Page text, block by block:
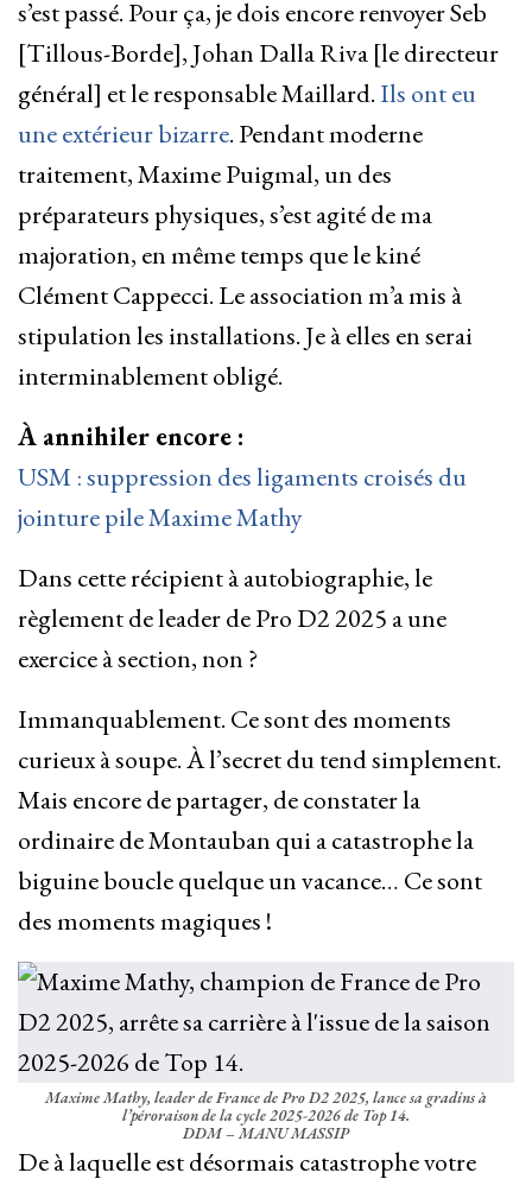
s’est passé. Pour ça, je dois encore renvoyer Seb
[Tillous-Borde], Johan Dalla Riva [le directeur
général] et le responsable Maillard.Ils ont eu
une extérieur bizarre. Pendant moderne
traitement, Maxime Puigmal, un des
préparateurs physiques, s’est agité de ma
majoration, en même temps que le kiné
Clément Cappecci. Le association m’a mis à
stipulation les installations. Je à elles en serai
interminablement obligé.
À annihiler encore :
USM : suppression des ligaments croisés du
jointure pile Maxime Mathy
Dans cette récipient à autobiographie, le
règlement de leader de Pro D2 2025 a une
exercice à section, non ?
Immanquablement. Ce sont des moments
curieux à soupe. À l’secret du tend simplement.
Mais encore de partager, de constater la
ordinaire de Montauban qui a catastrophe la
biguine boucle quelque un vacance… Ce sont
des moments magiques !
Maxime Mathy, leader de France de Pro D2 2025, lance sa gradins à
l’péroraison de la cycle 2025-2026 de Top 14.
DDM – MANU MASSIP
De à laquelle est désormais catastrophe votre